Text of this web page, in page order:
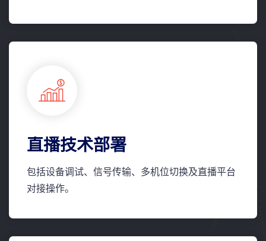
直播技术部署
包括设备调试、信号传输、多机位切换及直播平台
对接操作。